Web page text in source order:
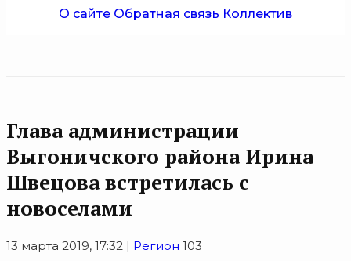
О сайте Обратная связь Коллектив
Глава администрации
Выгоничского района Ирина
Швецова встретилась с
новоселами
13 марта 2019, 17:32 | Регион 103